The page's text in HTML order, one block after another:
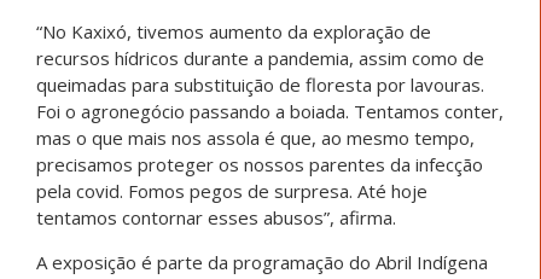
“No Kaxixó, tivemos aumento da exploração de
recursos hídricos durante a pandemia, assim como de
queimadas para substituição de floresta por lavouras.
Foi o agronegócio passando a boiada. Tentamos conter,
mas o que mais nos assola é que, ao mesmo tempo,
precisamos proteger os nossos parentes da infecção
pela covid. Fomos pegos de surpresa. Até hoje
tentamos contornar esses abusos”, afirma.
A exposição é parte da programação do Abril Indígena